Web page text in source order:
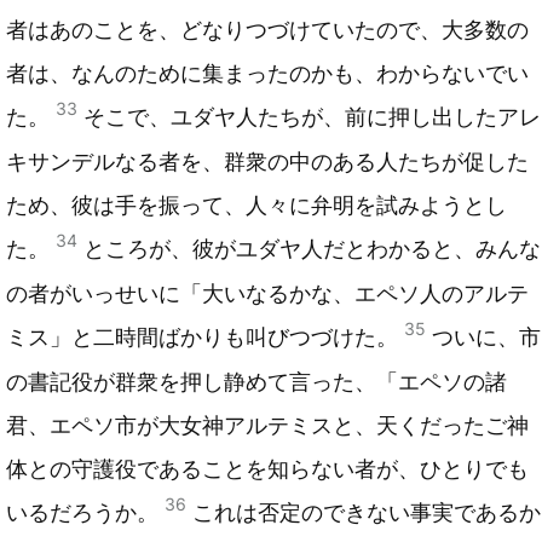
者はあのことを、どなりつづけていたので、大多数の
者は、なんのために集まったのかも、わからないでい
た。
33 そこで、ユダヤ人たちが、前に押し出したアレ
キサンデルなる者を、群衆の中のある人たちが促した
ため、彼は手を振って、人々に弁明を試みようとし
た。
34 ところが、彼がユダヤ人だとわかると、みんな
の者がいっせいに「大いなるかな、エペソ人のアルテ
ミス」と二時間ばかりも叫びつづけた。
35 ついに、市
の書記役が群衆を押し静めて言った、「エペソの諸
君、エペソ市が大女神アルテミスと、天くだったご神
体との守護役であることを知らない者が、ひとりでも
いるだろうか。
36 これは否定のできない事実であるか